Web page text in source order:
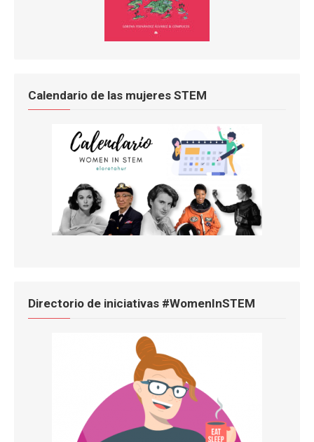
Calendario de las mujeres STEM
Directorio de iniciativas #WomenInSTEM